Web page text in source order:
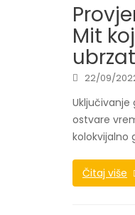
Mit
22/09/
ostvare
kolokvijalno
Čitaj više